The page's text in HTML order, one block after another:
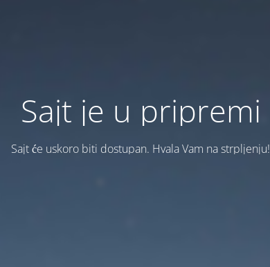
Sajt je u pripremi
Sajt će uskoro biti dostupan. Hvala Vam na strpljenju!